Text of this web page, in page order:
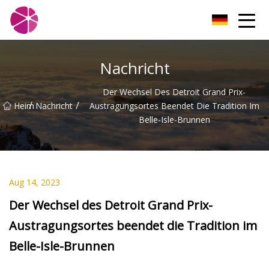
Nachricht
Heim
/ Nachricht /
Der Wechsel Des Detroit Grand Prix-
Austragungsortes Beendet Die Tradition Im
Belle-Isle-Brunnen
Aug 14, 2023
Der Wechsel des Detroit Grand Prix-
Austragungsortes beendet die Tradition im
Belle-Isle-Brunnen